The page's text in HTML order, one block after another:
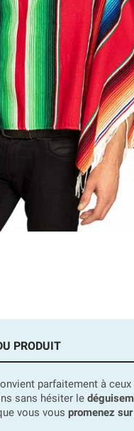
PRODUIT
parfaitement à
sans hésiter le
vous vous promenez